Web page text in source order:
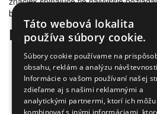
bezproblémovosti tlače. Tovar
Prečo nakúpiť u nás
Úspora nákladov
Overená kvalita
Doprava zadarmo
Tovar skladom
Ekologická likvidácia tonerov
Táto webová lokalita
používa súbory cookie.
Súbory cookie používame na
obsahu, reklám a analýzu
Informácie o vašom používaní našej
zdieľame aj s našimi reklamnými a
analytickými partnermi, ktorí ich môžu
kombinovať s inými informáciami,